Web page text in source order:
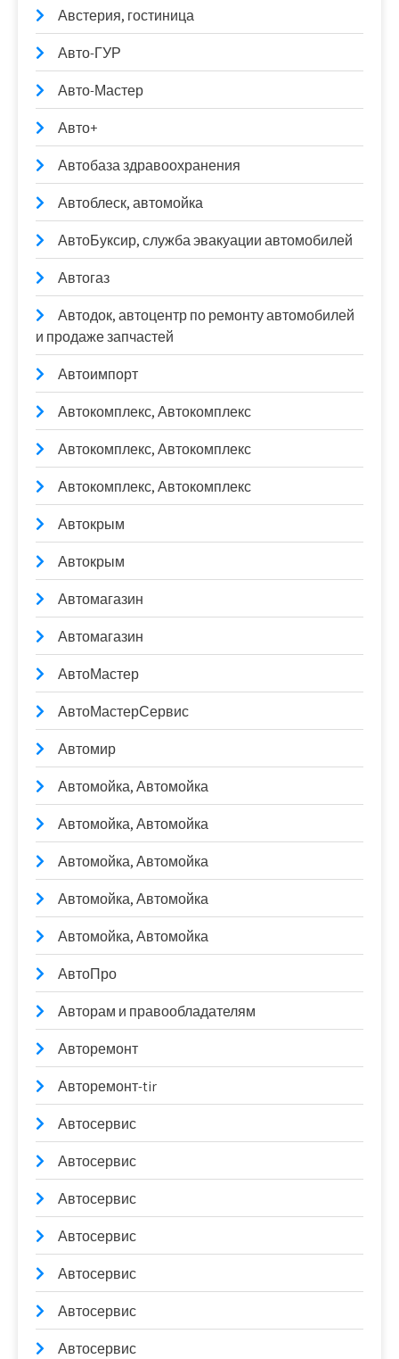
Австерия, гостиница
Авто-ГУР
Авто-Мастер
Авто+
Автобаза здравоохранения
Автоблеск, автомойка
АвтоБуксир, служба эвакуации автомобилей
Автогаз
Автодок, автоцентр по ремонту автомобилей
и продаже запчастей
Автоимпорт
Автокомплекс, Автокомплекс
Автокомплекс, Автокомплекс
Автокомплекс, Автокомплекс
Автокрым
Автокрым
Автомагазин
Автомагазин
АвтоМастер
АвтоМастерСервис
Автомир
Автомойка, Автомойка
Автомойка, Автомойка
Автомойка, Автомойка
Автомойка, Автомойка
Автомойка, Автомойка
АвтоПро
Авторам и правообладателям
Авторемонт
Авторемонт-tir
Автосервис
Автосервис
Автосервис
Автосервис
Автосервис
Автосервис
Автосервис